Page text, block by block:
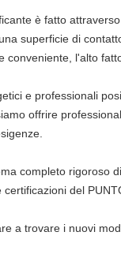
è fatto
superficie di
l'alto
e professionali
offrire
completo rigoroso
del
a trovare i nuovi